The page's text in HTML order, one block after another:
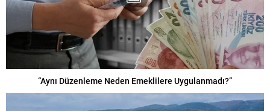
“Aynı Düzenleme Neden Emeklilere Uygulanmadı?”